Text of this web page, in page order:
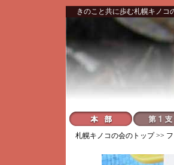
きのこと共に歩む札幌キノコ
札幌キノコの会のトップ >>